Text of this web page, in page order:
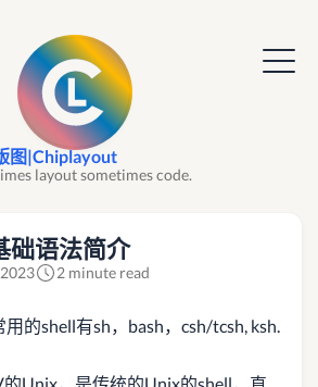
图|Chiplayout
layout sometimes code.
础语法简介
2 minute read
的shell有sh，bash，csh/tcsh, ksh.